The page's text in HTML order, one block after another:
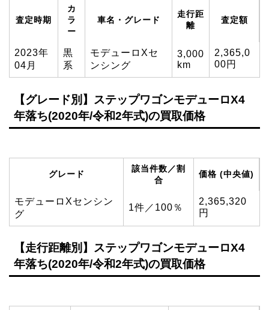
査定時期
カ
ラ
ー
車名・グレード
走行距
離
査定額
2023年
04月
黒
系
モデューロXセ
ンシング
3,000
km
2,365,0
00円
【グレード別】ステップワゴンモデューロX4
年落ち(2020年/令和2年式)の買取価格
グレード
該当件数／割
合
価格 (中央値)
モデューロXセンシン
グ
1件／100％
2,365,320
円
【走行距離別】ステップワゴンモデューロX4
年落ち(2020年/令和2年式)の買取価格